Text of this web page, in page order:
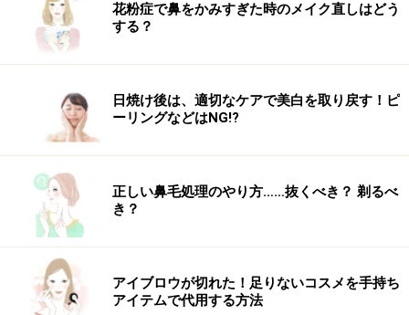
花粉症で鼻をかみすぎた時のメイク直しはどう
する？
日焼け後は、適切なケアで美白を取り戻す！ピ
ーリングなどはNG!?
正しい鼻毛処理のやり方……抜くべき？ 剃るべ
き？
アイブロウが切れた！足りないコスメを手持ち
アイテムで代用する方法